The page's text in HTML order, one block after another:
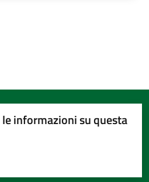
informazioni su questa
su 5
su 5
5